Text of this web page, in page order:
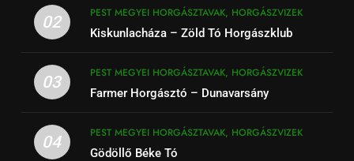
02
PEST MEGYEI HORGÁSZTAVAK, HORGÁSZVIZEK
Kiskunlacháza – Zöld Tó Horgászklub
03
PEST MEGYEI HORGÁSZTAVAK, HORGÁSZVIZEK
Farmer Horgásztó – Dunavarsány
04
PEST MEGYEI HORGÁSZTAVAK, HORGÁSZVIZEK
Gödöllő Béke Tó